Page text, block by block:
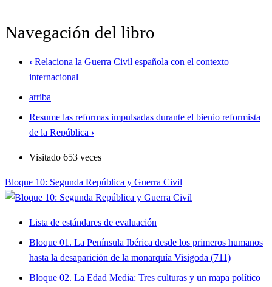
Navegación del libro
‹ Relaciona la Guerra Civil española con el contexto
internacional
arriba
Resume las reformas impulsadas durante el bienio reformista
de la República ›
Visitado 653 veces
Bloque 10: Segunda República y Guerra Civil
Lista de estándares de evaluación
Bloque 01. La Península Ibérica desde los primeros humanos
hasta la desaparición de la monarquía Visigoda (711)
Bloque 02. La Edad Media: Tres culturas y un mapa político